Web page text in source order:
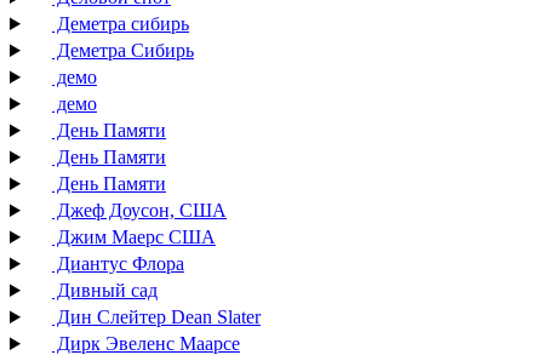
Деметра сибирь
Деметра Сибирь
демо
демо
День Памяти
День Памяти
День Памяти
Джеф Доусон, США
Джим Маерс США
Диантус Флора
Дивный сад
Дин Слейтер Dean Slater
Дирк Эвеленс Маарсе